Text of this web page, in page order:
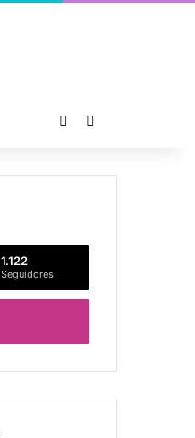
Publicación al azar
1.122
Seguidores